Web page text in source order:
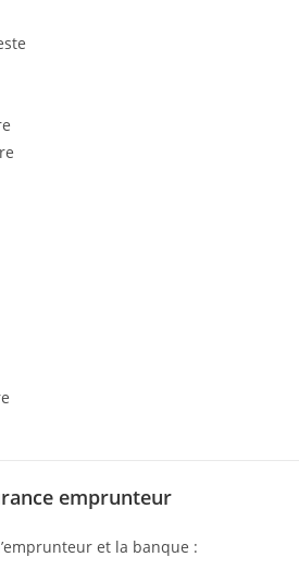
emprunteur
et la banque :